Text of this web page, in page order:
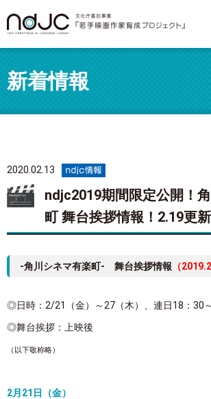
新着情報
2020.02.13
ndjc2019期間限定公開！
町 舞台挨拶情報！2.19更
-角川シネマ有楽町- 舞台挨拶情報 （
◎日時：2/21（金）～27（木）、連日18：30～
◎舞台挨拶：上映後
（以下敬称略）
2月21日（金）